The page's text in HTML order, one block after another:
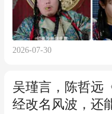
2026-07-30
吴瑾言，陈哲远
经改名风波，还